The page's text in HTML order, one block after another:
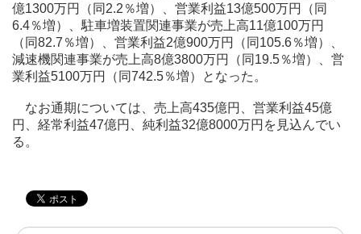
億1300万円（同2.2％増）、営業利益13億500万円（同
6.4％増）、駐車増装置関連事業が売上高11億100万円
（同82.7％増）、営業利益2億900万円（同105.6％増）、
減速機関連事業が売上高8億3800万円（同19.5％増）、営
業利益5100万円（同742.5％増）となった。
なお通期については、売上高435億円、営業利益45億
円、経常利益47億円、純利益32億8000万円を見込んでい
る。